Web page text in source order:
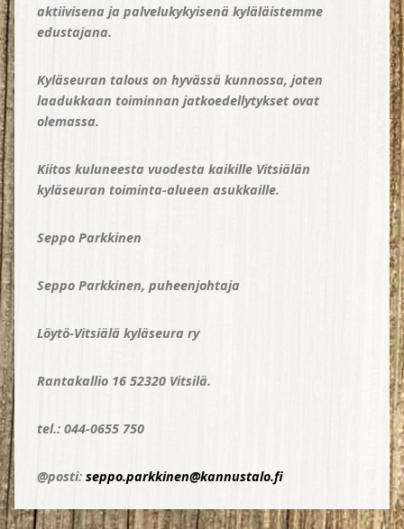
aktiivisena ja palvelukykyisenä kyläläistemme
edustajana.
Kyläseuran talous on hyvässä kunnossa, joten
laadukkaan toiminnan jatkoedellytykset ovat
olemassa.
Kiitos kuluneesta vuodesta kaikille Vitsiälän
kyläseuran toiminta-alueen asukkaille.
Seppo Parkkinen
Seppo Parkkinen, puheenjohtaja
Löytö-Vitsiälä kyläseura ry
Rantakallio 16 52320 Vitsilä.
tel.: 044-0655 750
@posti: seppo.parkkinen@kannustalo.fi